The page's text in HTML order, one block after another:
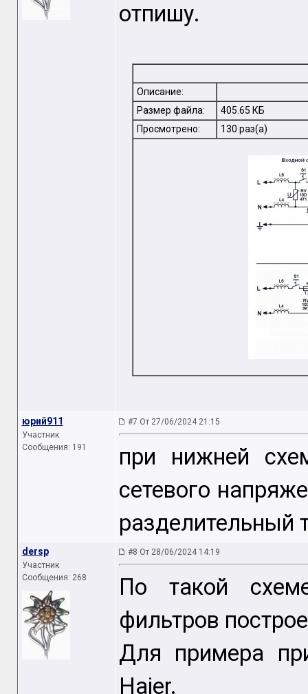
отпишу.
Описание:
Размер файла:
405.65 КБ
Просмотрено:
130 раз(а)
юрий911
Участник
Сообщения: 191
#7 От 27/06/2024 21:15
при нижней
сетевого
разделительный
dersp
Участник
Сообщения: 268
#8 От 28/06/2024 14:19
По такой
фильтров
Для примера
Haier.